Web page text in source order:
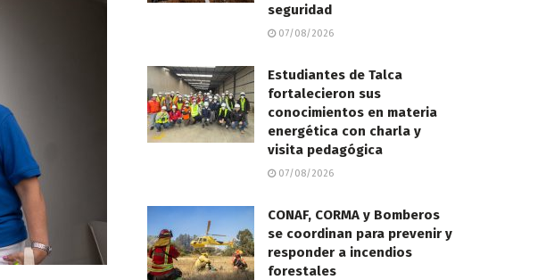
seguridad
07/08/2026
Estudiantes de Talca
fortalecieron sus
conocimientos en materia
energética con charla y
visita pedagógica
07/08/2026
CONAF, CORMA y Bomberos
se coordinan para prevenir y
responder a incendios
forestales